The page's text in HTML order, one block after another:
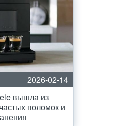
2026-02-14
вышла из
поломок и